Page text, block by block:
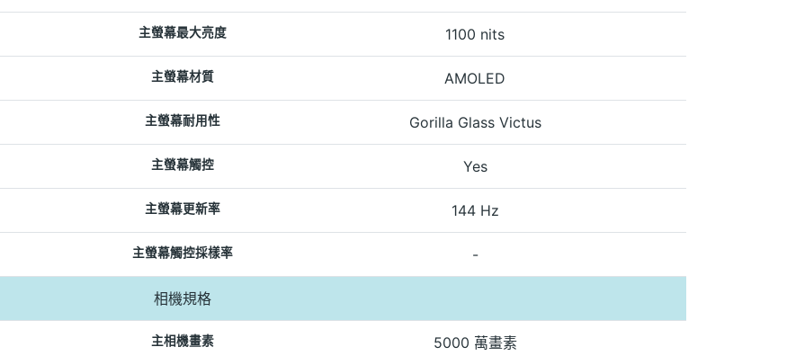
主螢幕最大亮度 1100 nits
主螢幕材質 AMOLED
主螢幕耐用性 Gorilla Glass Victus
主螢幕觸控 Yes
主螢幕更新率 144 Hz
主螢幕觸控採樣率 -
相機規格
主相機畫素 5000 萬畫素